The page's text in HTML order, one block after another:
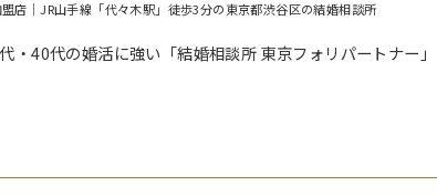
店｜JR山手線「代々木駅」徒歩3分の東京都渋谷区の結婚相談所
・40代の婚活に強い「結婚相談所 東京フォリパートナー」